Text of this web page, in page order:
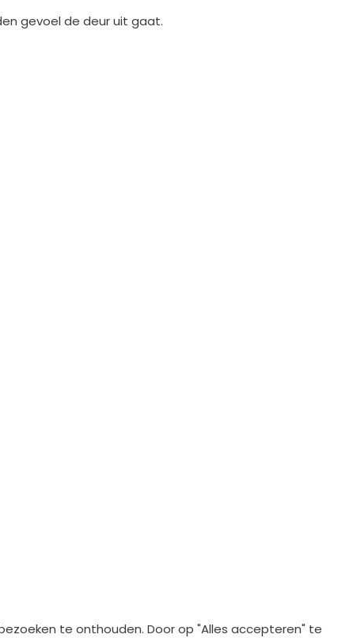
gevoel de deur uit gaat.
te onthouden. Door op "Alles accepteren" te